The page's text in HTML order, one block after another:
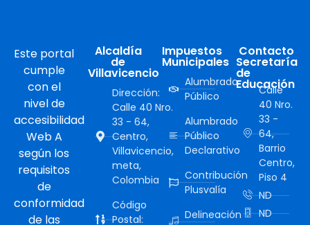
Este portal
cumple
con el
nivel de
accesibilidad
Web A
según los
requisitos
de
conformidad
de las
Alcaldía
de
Villavicencio
Dirección:
Calle 40 Nro.
33 - 64,
Centro,
Villavicencio,
meta,
Colombia
Código
Postal:
Impuestos
Municipales
Alumbrado
Público
Alumbrado
Público
Declarativo
Contribución
Plusvalía
Delineación
Contacto
Secretaría
de
Educación
Calle
40 Nro.
33 -
64,
Barrio
Centro,
Piso 4
ND
ND